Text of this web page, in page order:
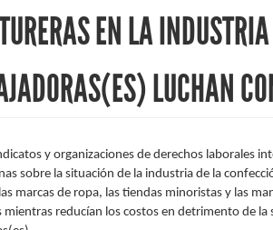
EN LA
LUCHAN
y organizaciones de derechos laborales
sobre la situación de la industria de la
marcas de ropa, las tiendas minoristas y las
reducían los costos en detrimento de la